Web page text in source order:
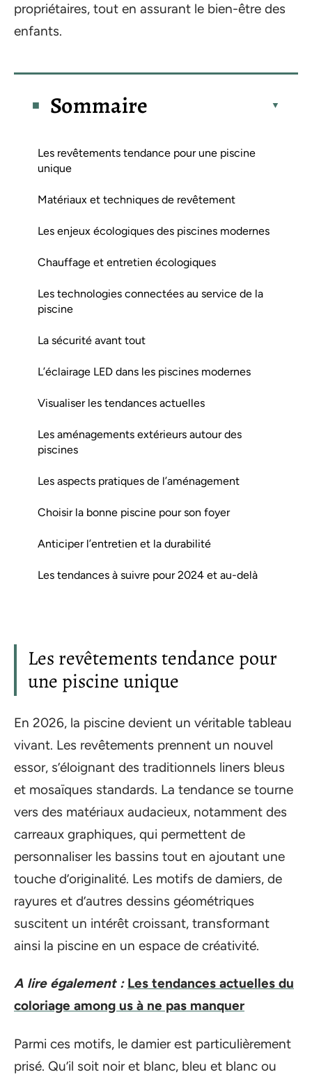
propriétaires, tout en assurant le bien-être des
enfants.
Sommaire
Les revêtements tendance pour une piscine
unique
Matériaux et techniques de revêtement
Les enjeux écologiques des piscines modernes
Chauffage et entretien écologiques
Les technologies connectées au service de la
piscine
La sécurité avant tout
L’éclairage LED dans les piscines modernes
Visualiser les tendances actuelles
Les aménagements extérieurs autour des
piscines
Les aspects pratiques de l’aménagement
Choisir la bonne piscine pour son foyer
Anticiper l’entretien et la durabilité
Les tendances à suivre pour 2024 et au-delà
Les revêtements tendance pour
une piscine unique
En 2026, la piscine devient un véritable tableau
vivant. Les revêtements prennent un nouvel
essor, s’éloignant des traditionnels liners bleus
et mosaïques standards. La tendance se tourne
vers des matériaux audacieux, notamment des
carreaux graphiques, qui permettent de
personnaliser les bassins tout en ajoutant une
touche d’originalité. Les motifs de damiers, de
rayures et d’autres dessins géométriques
suscitent un intérêt croissant, transformant
ainsi la piscine en un espace de créativité.
A lire également : Les tendances actuelles du
coloriage among us à ne pas manquer
Parmi ces motifs, le damier est particulièrement
prisé. Qu’il soit noir et blanc, bleu et blanc ou